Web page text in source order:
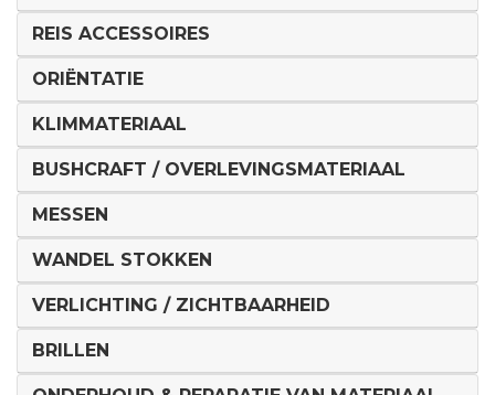
REIS ACCESSOIRES
ORIËNTATIE
KLIMMATERIAAL
BUSHCRAFT / OVERLEVINGSMATERIAAL
MESSEN
WANDEL STOKKEN
VERLICHTING / ZICHTBAARHEID
BRILLEN